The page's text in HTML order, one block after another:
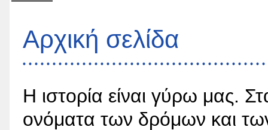
Αρχική σελίδα
Η ιστορία είναι γύρω μας.
ονόματα των δρόμων και